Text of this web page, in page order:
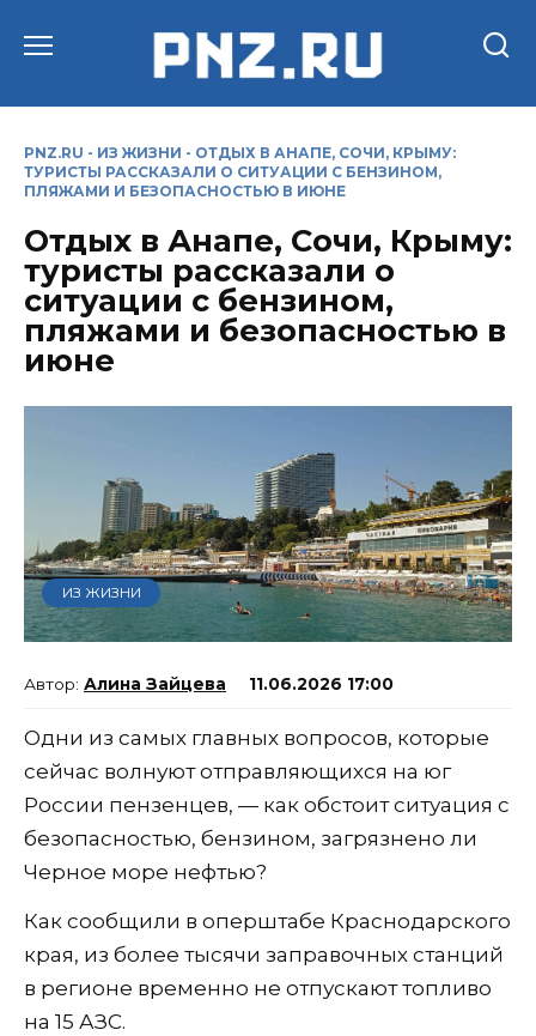
PNZ.RU - ИЗ ЖИЗНИ - ОТДЫХ В АНАПЕ, СОЧИ, КРЫМУ:
ТУРИСТЫ РАССКАЗАЛИ О СИТУАЦИИ С БЕНЗИНОМ,
ПЛЯЖАМИ И БЕЗОПАСНОСТЬЮ В ИЮНЕ
Отдых в Анапе, Сочи, Крыму:
туристы рассказали о
ситуации с бензином,
пляжами и безопасностью в
июне
ИЗ ЖИЗНИ
Алина Зайцева 11.06.2026 17:00
Одни из самых главных вопросов, которые
сейчас волнуют отправляющихся на юг
России пензенцев, — как обстоит ситуация с
безопасностью, бензином, загрязнено ли
Черное море нефтью?
Как сообщили в оперштабе Краснодарского
края, из более тысячи заправочных станций
в регионе временно не отпускают топливо
на 15 АЗС.